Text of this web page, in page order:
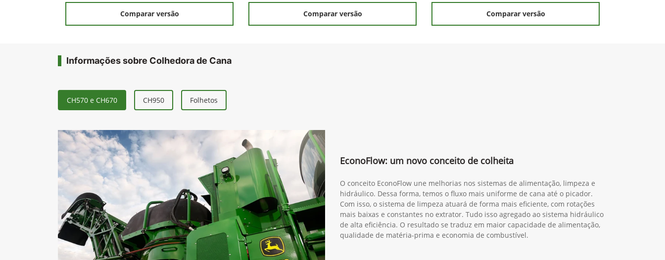
Comparar versão Comparar versão Comparar versão
Informações sobre Colhedora de Cana
CH570 e CH670 CH950 Folhetos
EconoFlow: um novo conceito de colheita
O conceito EconoFlow une melhorias nos sistemas de alimentação, limpeza e
hidráulico. Dessa forma, temos o fluxo mais uniforme de cana até o picador.
Com isso, o sistema de limpeza atuará de forma mais eficiente, com rotações
mais baixas e constantes no extrator. Tudo isso agregado ao sistema hidráulico
de alta eficiência. O resultado se traduz em maior capacidade de alimentação,
qualidade de matéria-prima e economia de combustível.